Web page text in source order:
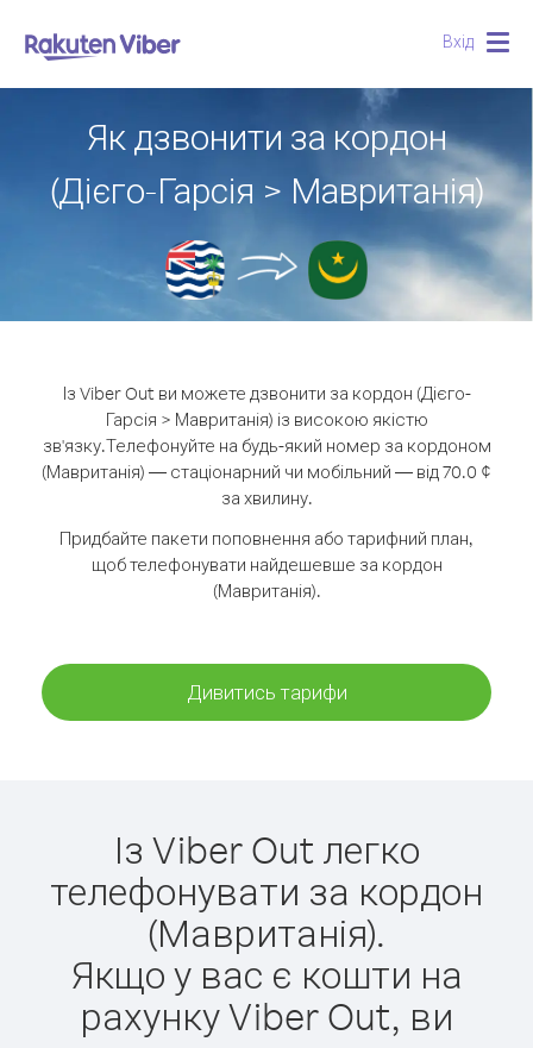
Вхід
Як дзвонити за кордон
(Дієго-Гарсія > Мавританія)
Із Viber Out ви можете дзвонити за кордон (Дієго-
Гарсія > Мавританія) із високою якістю
зв'язку.Телефонуйте на будь-який номер за кордоном
(Мавританія) — стаціонарний чи мобільний — від 70.0 ¢
за хвилину.
Придбайте пакети поповнення або тарифний план,
щоб телефонувати найдешевше за кордон
(Мавританія).
Дивитись тарифи
Із Viber Out легко
телефонувати за кордон
(Мавританія).
Якщо у вас є кошти на
рахунку Viber Out, ви